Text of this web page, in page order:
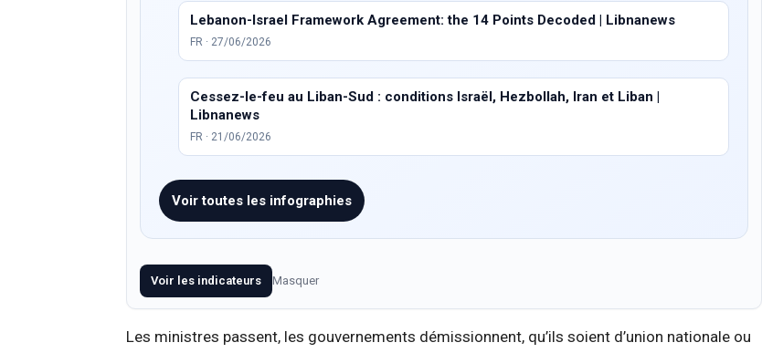
Lebanon-Israel Framework Agreement: the 14 Points Decoded | Libnanews
FR · 27/06/2026
Cessez-le-feu au Liban-Sud : conditions Israël, Hezbollah, Iran et Liban |
Libnanews
FR · 21/06/2026
Voir toutes les infographies
Voir les indicateurs Masquer
Les ministres passent, les gouvernements démissionnent, qu’ils soient d’union nationale ou